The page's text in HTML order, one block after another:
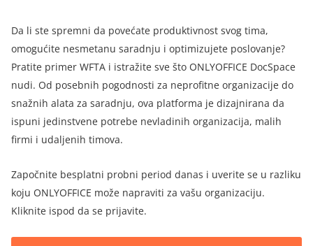
Da li ste spremni da povećate produktivnost svog tima,
omogućite nesmetanu saradnju i optimizujete poslovanje?
Pratite primer WFTA i istražite sve što ONLYOFFICE DocSpace
nudi. Od posebnih pogodnosti za neprofitne organizacije do
snažnih alata za saradnju, ova platforma je dizajnirana da
ispuni jedinstvene potrebe nevladinih organizacija, malih
firmi i udaljenih timova.
Započnite besplatni probni period danas i uverite se u razliku
koju ONLYOFFICE može napraviti za vašu organizaciju.
Kliknite ispod da se prijavite.